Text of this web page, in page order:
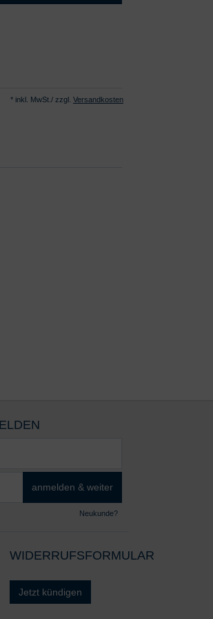
* inkl. MwSt./ zzgl. Versandkosten
anmelden & weiter
Neukunde?
WIDERRUFSFORMULAR
Jetzt kündigen